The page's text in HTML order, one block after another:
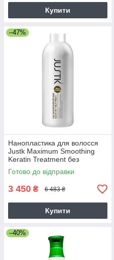
Купити
–47%
Нанопластика для волосся
Justk Maximum Smoothing
Keratin Treatment без
формальдегіду, 1000 мл
Готово до відправки
3 450 ₴ 6 483 ₴
Купити
–40%